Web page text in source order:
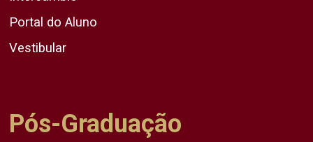
Portal do Aluno
Vestibular
Pós-Graduação